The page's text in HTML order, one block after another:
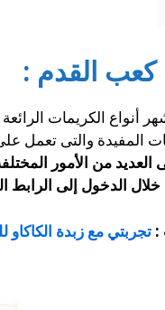
القدم :
أنواع الكريمات
المفيدة والتى تعمل
من الأمور
الدخول إلى الرابط
: تجربتي مع زبدة الكاكاو